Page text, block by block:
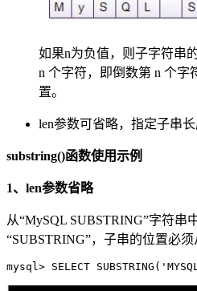
如果n为负值，则子字符串
n 个字符，即倒数第 n 个字
置。
len参数可省略，指定子串
substring()函数使用示例
1、len参数省略
从“MySQL SUBSTRING”字符串
“SUBSTRING”，子串的位置必
mysql> SELECT